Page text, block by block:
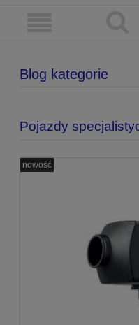
Blog kategorie
Pojazdy
nowość